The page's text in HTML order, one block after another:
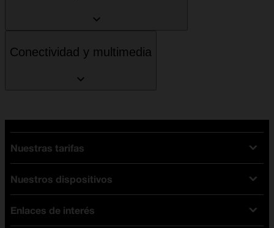
Conectividad y multimedia
Nuestras tarifas
Tarifas Orange
Tarifas fibra y móvil
Tarifas móviles
Nuestros dispositivos
Ofertas en móviles
Enlaces de interés